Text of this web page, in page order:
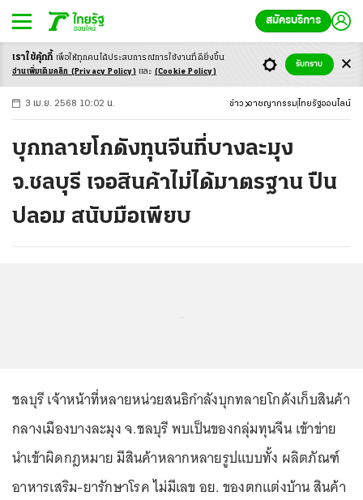
สมัครบริการ
-ก ก ก+
3 เม.ย. 2568 10:02 น. ข่าว อาชญากรรม ไทยรัฐออนไลน์
บุกทลายโกดังทุนจีนที่บางละมุง
จ.ชลบุรี เจอสินค้าไม่ได้มาตรฐาน ปืน
ปลอม สนับมือเพียบ
ชลบุรี เจ้าหน้าที่หลายหน่วยสนธิกำลังบุกทลายโกดังเก็บสินค้า
กลางเมืองบางละมุง จ.ชลบุรี พบเป็นของกลุ่มทุนจีน เข้าข่าย
นำเข้าผิดกฎหมาย มีสินค้าหลากหลายรูปแบบทั้ง ผลิตภัณฑ์
อาหารเสริม-ยารักษาโรค ไม่มีเลข อย. ของตกแต่งบ้าน สินค้า
เราใช้คุ้กกี้ เพื่อให้ทุกคนได้ประสบการณ์การใช้งานที่ดียิ่งขึ้น
อ่านเพิ่มเติมคลิก (Privacy Policy) และ (Cookie Policy)
รับทราบ